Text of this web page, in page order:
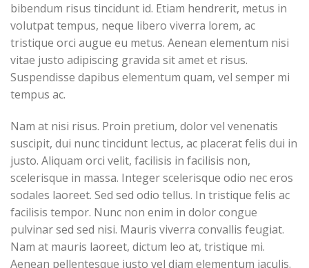
bibendum risus tincidunt id. Etiam hendrerit, metus in
volutpat tempus, neque libero viverra lorem, ac
tristique orci augue eu metus. Aenean elementum nisi
vitae justo adipiscing gravida sit amet et risus.
Suspendisse dapibus elementum quam, vel semper mi
tempus ac.
Nam at nisi risus. Proin pretium, dolor vel venenatis
suscipit, dui nunc tincidunt lectus, ac placerat felis dui in
justo. Aliquam orci velit, facilisis in facilisis non,
scelerisque in massa. Integer scelerisque odio nec eros
sodales laoreet. Sed sed odio tellus. In tristique felis ac
facilisis tempor. Nunc non enim in dolor congue
pulvinar sed sed nisi. Mauris viverra convallis feugiat.
Nam at mauris laoreet, dictum leo at, tristique mi.
Aenean pellentesque justo vel diam elementum iaculis.